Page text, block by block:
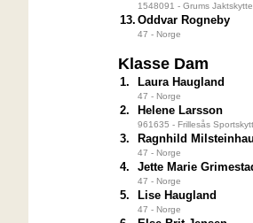
1548091 - Grums
13. Oddvar Rogneby
47 - Norge
Klasse Dam
1. Laura Haugland
47 - Norge
2. Helene Larsson
961635 - Frillesås
3. Ragnhild
47 - Norge
4. Jette Marie
47 - Norge
5. Lise Haugland
47 - Norge